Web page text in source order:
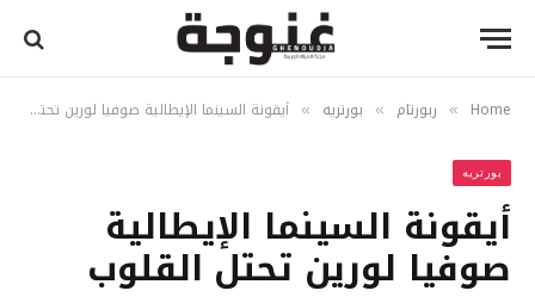
Home
» ربورتام » بورتريه » أيقونة السينما الإيطالية صوفيا لورين تحتل القلوب
بورتريه
أيقونة السينما الإيطالية
صوفيا لورين تحتل القلوب